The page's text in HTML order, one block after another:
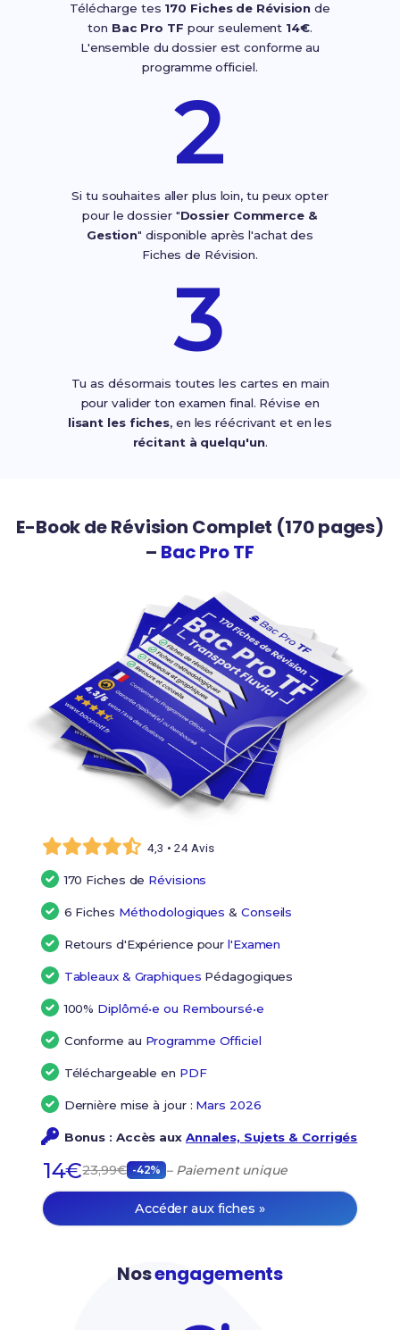
Télécharge tes 170 Fiches de Révision de
ton Bac Pro TF pour seulement 14€.
L'ensemble du dossier est conforme au
programme officiel.
2
Si tu souhaites aller plus loin, tu peux opter
pour le dossier "Dossier Commerce &
Gestion" disponible après l'achat des
Fiches de Révision.
3
Tu as désormais toutes les cartes en main
pour valider ton examen final. Révise en
lisant les fiches, en les réécrivant et en les
récitant à quelqu'un.
E-Book de Révision Complet (170 pages)
– Bac Pro TF
4,3 • 24 Avis
170 Fiches de Révisions
6 Fiches Méthodologiques &Conseils
Retours d'Expérience pourl'Examen
Tableaux & Graphiques Pédagogiques
100% Diplômé•e ou Remboursé•e
Conforme au Programme Officiel
Téléchargeable en PDF
Dernière mise à jour : Mars 2026
Bonus : Accès aux Annales, Sujets & Corrigés
14€23,99€ -42% – Paiement unique
Accéder aux fiches »
Nosengagements